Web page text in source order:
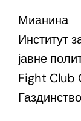
Мианина
Институт
јавне
Fight Club